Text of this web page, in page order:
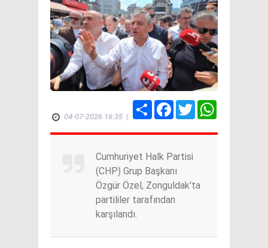
04-07-2026 16:35 |
Share FacebookTwitter
Cumhuriyet Halk Partisi
(CHP) Grup Başkanı
Özgür Özel, Zonguldak'ta
partililer tarafından
karşılandı.